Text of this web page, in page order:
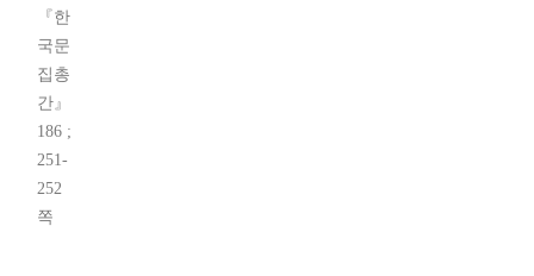
『한
국문
집총
간』
186 ;
251-
252
쪽